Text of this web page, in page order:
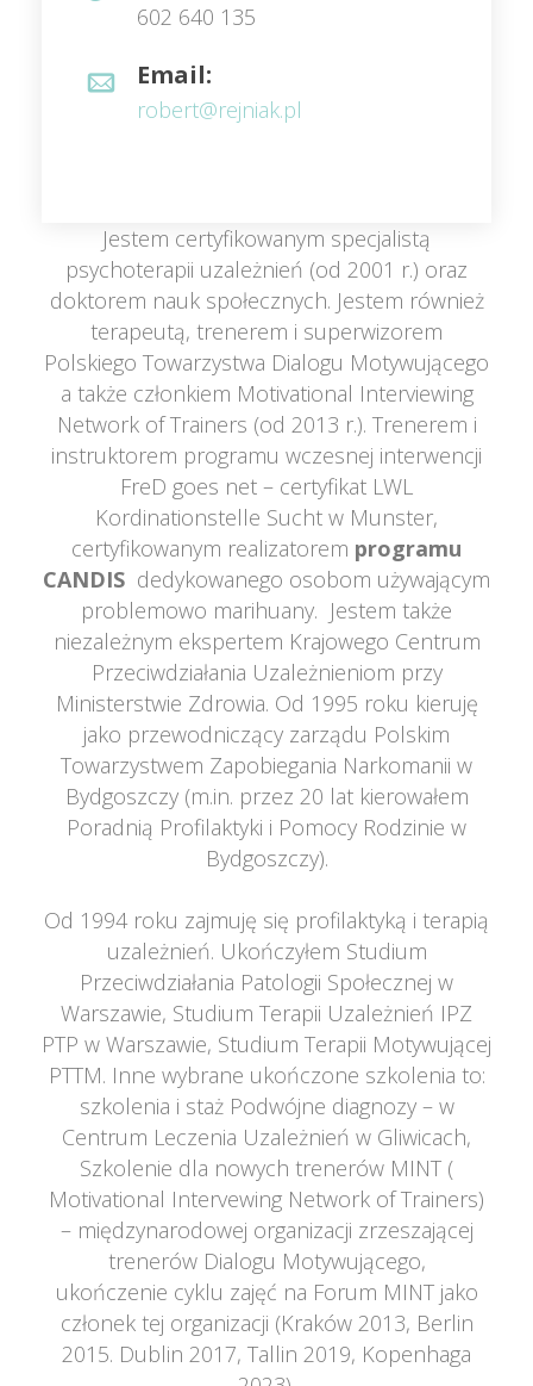
602 640 135
Email:
robert@rejniak.pl
Jestem certyfikowanym specjalistą
psychoterapii uzależnień (od 2001 r.) oraz
doktorem nauk społecznych. Jestem również
terapeutą, trenerem i superwizorem
Polskiego Towarzystwa Dialogu Motywującego
a także członkiem Motivational Interviewing
Network of Trainers (od 2013 r.). Trenerem i
instruktorem programu wczesnej interwencji
FreD goes net – certyfikat LWL
Kordinationstelle Sucht w Munster,
certyfikowanym realizatorem programu
CANDIS dedykowanego osobom używającym
problemowo marihuany. Jestem także
niezależnym ekspertem Krajowego Centrum
Przeciwdziałania Uzależnieniom przy
Ministerstwie Zdrowia. Od 1995 roku kieruję
jako przewodniczący zarządu Polskim
Towarzystwem Zapobiegania Narkomanii w
Bydgoszczy (m.in. przez 20 lat kierowałem
Poradnią Profilaktyki i Pomocy Rodzinie w
Bydgoszczy).
Od 1994 roku zajmuję się profilaktyką i terapią
uzależnień. Ukończyłem Studium
Przeciwdziałania Patologii Społecznej w
Warszawie, Studium Terapii Uzależnień IPZ
PTP w Warszawie, Studium Terapii Motywującej
PTTM. Inne wybrane ukończone szkolenia to:
zkolenia i staż Podwójne diagnozy – w
Centrum Leczenia Uzależnień w Gliwicach,
Szkolenie dla nowych trenerów MINT (
Motivational Intervewing Network of Trainers)
– międzynarodowej organizacji zrzeszającej
trenerów Dialogu Motywującego,
ukończenie cyklu zajęć na Forum MINT jako
członek tej organizacji (Kraków 2013, Berlin
2015. Dublin 2017, Tallin 2019, Kopenhaga